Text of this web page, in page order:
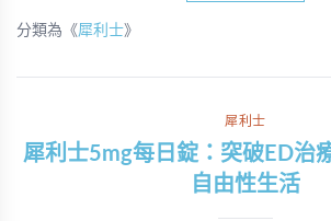
分類為《犀利士》
犀利士
犀利士5mg每日錠：突破ED治
自由性生活